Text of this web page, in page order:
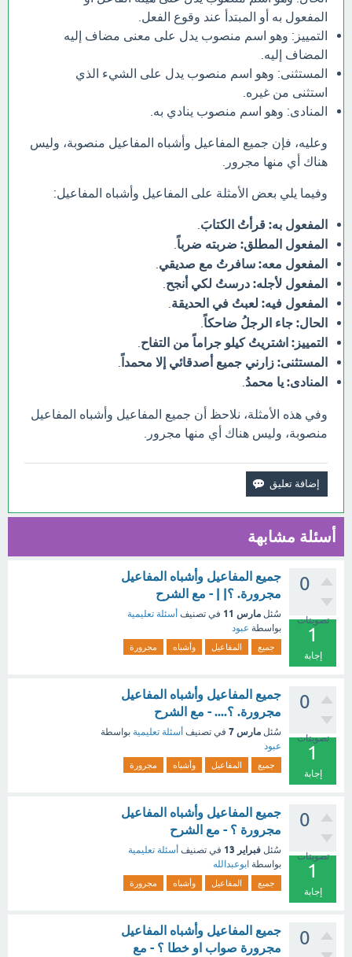
المفعول به أو المبتدأ عند وقوع الفعل.
التمييز: وهو اسم منصوب يدل على معنى مضاف إليه
المضاف إليه.
المستثنى: وهو اسم منصوب يدل على الشيء الذي
استثنى من غيره.
المنادى: وهو اسم منصوب ينادي به.
وعليه، فإن جميع المفاعيل وأشباه المفاعيل منصوبة، وليس
هناك أي منها مجرور.
وفيما يلي بعض الأمثلة على المفاعيل وأشباه المفاعيل:
المفعول به: قرأتُ الكتابَ
المفعول المطلق: ضربته ضرباً
المفعول معه: سافرتُ مع صديقي
المفعول لأجله: درستُ لكي أنجح
المفعول فيه: لعبتُ في الحديقة
الحال: جاء الرجلُ ضاحكاً
التمييز: اشتريتُ كيلو جراماً من التفاح
المستثنى: زارني جميع أصدقائي إلا محمداً
المنادى: يا محمدُ
وفي هذه الأمثلة، نلاحظ أن جميع المفاعيل وأشباه المفاعيل
منصوبة، وليس هناك أي منها مجرور.
أسئلة مشابهة
0
تصويتات
1
إجابة
جميع المفاعيل وأشباه المفاعيل
مجرورة. ؟| | - مع الشرح
سُئل مارس 11 في تصنيف أسئلة تعليمية
بواسطة عبود
جميع المفاعيل وأشباه مجرورة
0
تصويتات
1
إجابة
جميع المفاعيل وأشباه المفاعيل
مجرورة. ؟.... - مع الشرح
سُئل مارس 7 في تصنيف أسئلة تعليمية بواسطة
عبود
جميع المفاعيل وأشباه مجرورة
0
تصويتات
1
إجابة
جميع المفاعيل وأشباه المفاعيل
مجرورة ؟ - مع الشرح
سُئل فبراير 13 في تصنيف أسئلة تعليمية
بواسطة ابوعبدالله
جميع المفاعيل وأشباه مجرورة
0
جميع المفاعيل وأشباه المفاعيل
مجرورة صواب او خطا ؟ - مع